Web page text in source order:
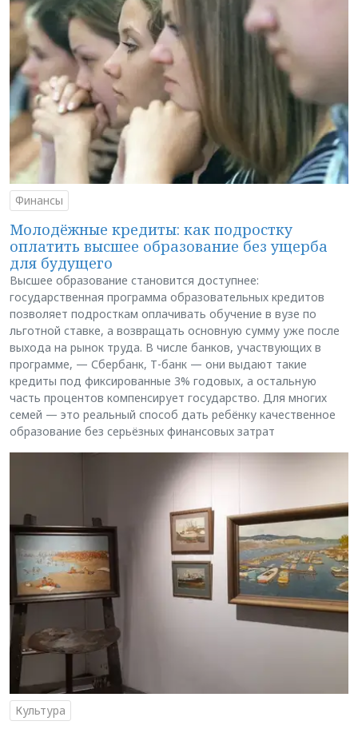
Финансы
Молодёжные кредиты: как подростку
оплатить высшее образование без ущерба
для будущего
Высшее образование становится доступнее:
государственная программа образовательных кредитов
позволяет подросткам оплачивать обучение в вузе по
льготной ставке, а возвращать основную сумму уже после
выхода на рынок труда. В числе банков, участвующих в
программе, — Сбербанк, Т-банк — они выдают такие
кредиты под фиксированные 3% годовых, а остальную
часть процентов компенсирует государство. Для многих
семей — это реальный способ дать ребёнку качественное
образование без серьёзных финансовых затрат
Культура